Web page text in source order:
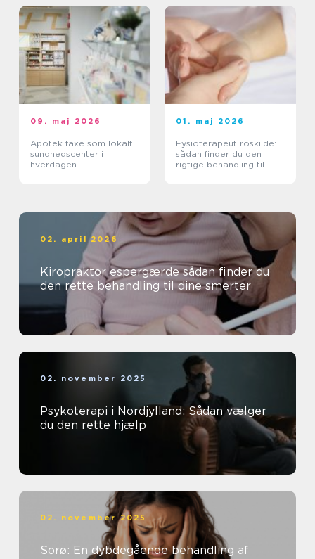
09. maj 2026
Apotek faxe som lokalt
sundhedscenter i
hverdagen
01. maj 2026
Fysioterapeut roskilde:
sådan finder du den
rigtige behandling til
02. april 2026
Kiropraktor espergærde sådan finder du
den rette behandling til dine smerter
02. november 2025
Psykoterapi i Nordjylland: Sådan vælger
du den rette hjælp
02. november 2025
Sorø: En dybdegående behandling af